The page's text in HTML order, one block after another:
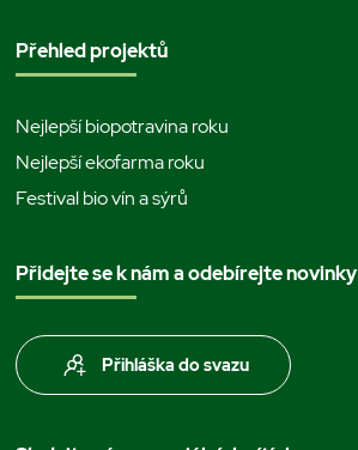
Přehled projektů
Nejlepší biopotravina roku
Nejlepší ekofarma roku
Festival bio vín a sýrů
Přidejte se k nám a odebírejte novinky
Přihláška do svazu